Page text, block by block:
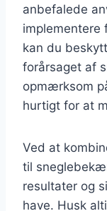
anbefalede
implementere
kan du
forårsaget af
opmærksom
hurtigt for at
Ved at
til
resultater og
have. Husk